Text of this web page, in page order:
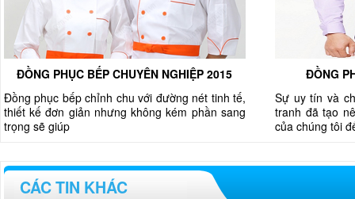
ĐỒNG PHỤC BẾP CHUYÊN NGHIỆP 2015
Đồng phục bếp chỉnh chu với đường nét tinh tế,
thiết kế đơn giản nhưng không kém phần sang
trọng sẽ giúp
ĐỒNG
Sự uy tín và
tranh đã tạo
của chúng tôi
CÁC TIN KHÁC